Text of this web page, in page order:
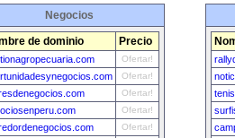
Negocios
de dominio Precio
Ofertar!
Ofertar!
Ofertar!
Ofertar!
Ofertar!